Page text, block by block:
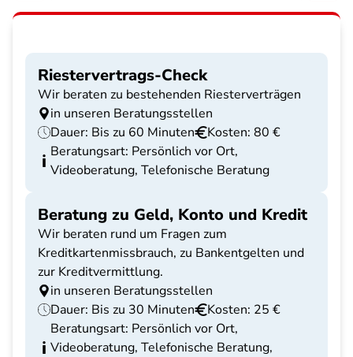
Riestervertrags-Check
Wir beraten zu bestehenden Riesterverträgen
in unseren Beratungsstellen
Dauer: Bis zu 60 Minuten
Kosten: 80 €
Beratungsart: Persönlich vor Ort,
Videoberatung, Telefonische Beratung
Beratung zu Geld, Konto und Kredit
Wir beraten rund um Fragen zum
Kreditkartenmissbrauch, zu Bankentgelten und
zur Kreditvermittlung.
in unseren Beratungsstellen
Dauer: Bis zu 30 Minuten
Kosten: 25 €
Beratungsart: Persönlich vor Ort,
Videoberatung, Telefonische Beratung,